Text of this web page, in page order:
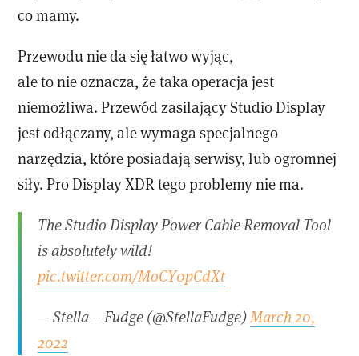
co mamy.
Przewodu nie da się łatwo wyjąc,
ale to nie oznacza, że taka operacja jest
niemożliwa. Przewód zasilający Studio Display
jest odłączany, ale wymaga specjalnego
narzędzia, które posiadają serwisy, lub ogromnej
siły. Pro Display XDR tego problemy nie ma.
The Studio Display Power Cable Removal Tool
is absolutely wild!
pic.twitter.com/MoCY0pCdXt
— Stella – Fudge (@StellaFudge)March 20,
2022